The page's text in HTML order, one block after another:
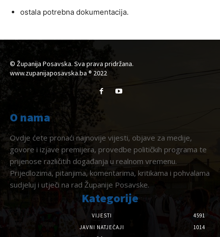
ostala potrebna dokumentacija.
© Županija Posavska. Sva prava pridržana.
www.zupanijaposavska.ba ® 2022
O nama
Ovdje ćete pronaći najnovije vijesti, objave za medije,
govore i izjave premijera, provedbe političkih programa te
prijenose različitih događanja u realnom vremenu.
Prijedlozima, pitanjima, komentarima, kritikama i pohvalama
sudjeluj i utječi na rad Županije Posavske.
Kategorije
VIJESTI
4591
JAVNI NATJEČAJI
1014